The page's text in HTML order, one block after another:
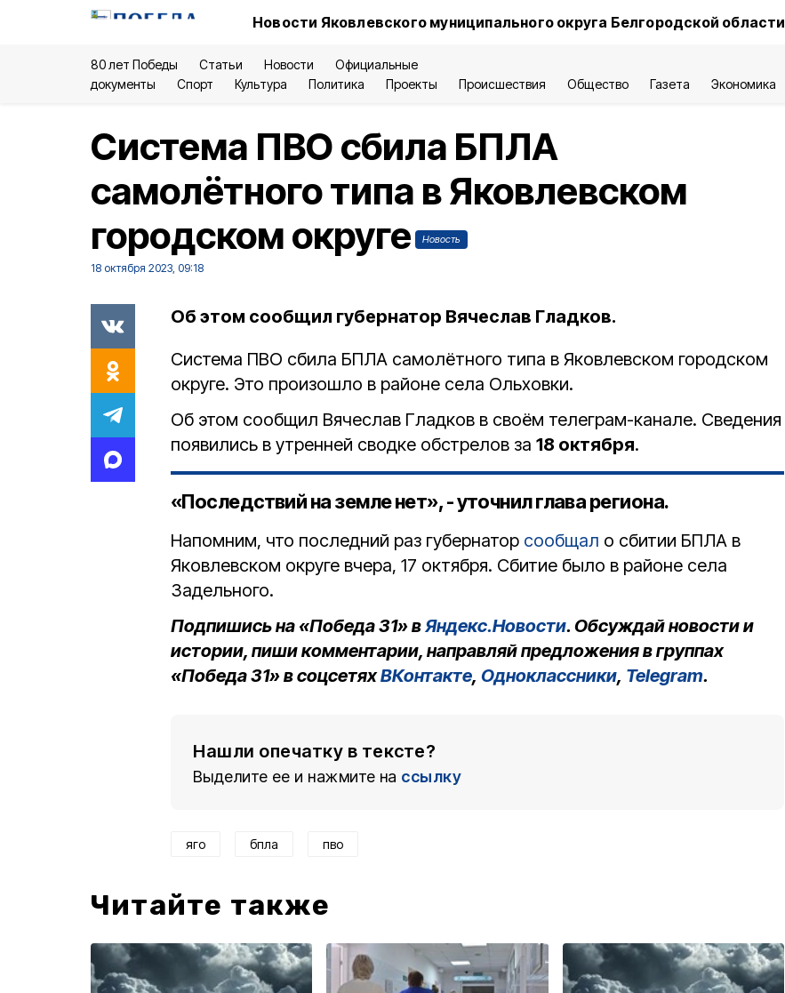
Новости Яковлевского муниципального округа Белгородской области
80 лет Победы Статьи Новости
Официальные
документы
Спорт Культура Политика Проекты Происшествия Общество Газета Экономика
Система ПВО сбила БПЛА
самолётного типа в Яковлевском
городском округе
Новость
18 октября 2023, 09:18
Об этом сообщил губернатор Вячеслав Гладков.
Система ПВО сбила БПЛА самолётного типа в Яковлевском городском
округе. Это произошло в районе села Ольховки.
Об этом сообщил Вячеслав Гладков в своём телеграм-канале. Сведения
появились в утренней сводке обстрелов за 18 октября.
«Последствий на земле нет», - уточнил глава региона.
Напомним, что последний раз губернатор сообщал о сбитии БПЛА в
Яковлевском округе вчера, 17 октября. Сбитие было в районе села
Задельного.
Подпишись на «Победа 31» вЯндекс.Новости. Обсуждай новости и
истории, пиши комментарии, направляй предложения в группах
«Победа 31» в соцсетяхВКонтакте, Одноклассники, Telegram.
Нашли опечатку в тексте?
Выделите ее и нажмите на ссылку
яго бпла пво
Читайте также